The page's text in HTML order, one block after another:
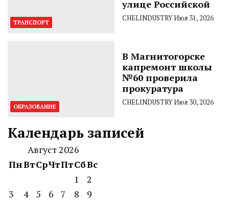
ТРАНСПОРТ
улице Российской
CHELINDUSTRYИюл 31, 2026
ОБРАЗОВАНИЕ
В Магнитогорске
капремонт школы
№60 проверила
прокуратура
CHELINDUSTRYИюл 30, 2026
Календарь записей
Август 2026
ПнВтСрЧтПтСбВс
1
2
3
4 5 6 7 8
9